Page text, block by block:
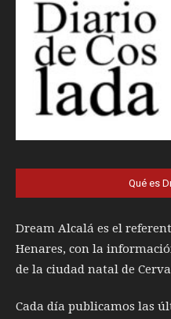
Qué es
Dream Alcalá es el
Henares, con la
de la ciudad natal de
Cada día publicamos las